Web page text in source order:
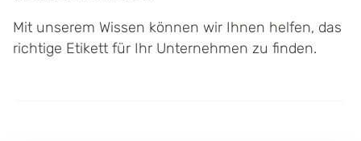
Mit unserem Wissen können wir Ihnen helfen, das
richtige Etikett für Ihr Unternehmen zu finden.